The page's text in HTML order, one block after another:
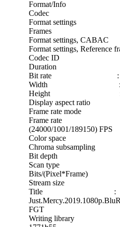
Format/Info :
Codec
Format settings :
Frames
Format settings,
Format settings,
Codec ID :
Duration : 2 h
Bit rate : 8
Width : 1
Height : 1
Display aspect ratio
Frame rate mode
Frame rate :
(24000/1001/189150) FPS
Color space :
Chroma
Bit depth : 8
Scan type :
Bits/
Stream size :
Title :
FGT
Writing library :